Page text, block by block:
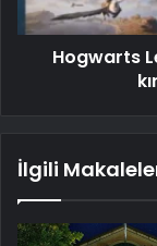
Hogwarts
İlgili